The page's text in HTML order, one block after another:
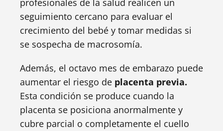
profesionales de la salud realicen un
seguimiento cercano para evaluar el
crecimiento del bebé y tomar medidas si
se sospecha de macrosomía.
Además, el octavo mes de embarazo puede
aumentar el riesgo de placenta previa.
Esta condición se produce cuando la
placenta se posiciona anormalmente y
cubre parcial o completamente el cuello